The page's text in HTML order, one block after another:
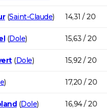
(Saint-Claude) 14,31 / 20
(Dole) 15,63 / 20
(Dole) 15,92 / 20
) 17,20 / 20
(Dole) 16,94 / 20